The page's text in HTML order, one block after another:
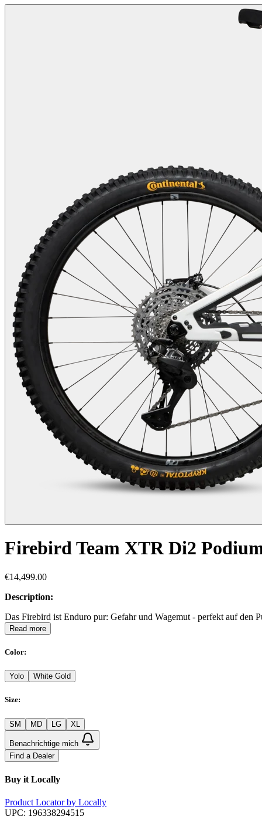
Firebird Team XTR Di2
€14,499.00
Description:
Das Firebird ist Enduro pur: Gefahr und Wagemut - perfekt auf den
Read more
Color:
Yolo White Gold
Size:
SM MD LG XL
Benachrichtige mich
Find a Dealer
Buy it Locally
Product Locator by Locally
UPC: 196338294515